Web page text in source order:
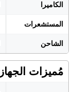
الكاميرا
المستشعرات
الشاحن
مُميزات الجهاز